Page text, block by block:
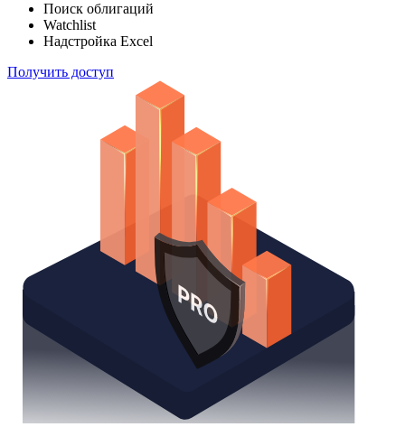
Поиск облигаций
Watchlist
Надстройка Excel
Получить доступ